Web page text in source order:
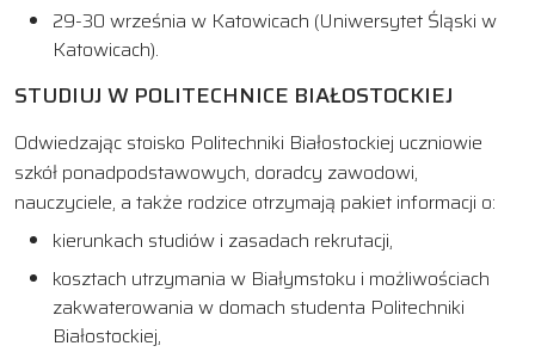
29-30 września w Katowicach (Uniwersytet Śląski w
Katowicach).
STUDIUJ W POLITECHNICE BIAŁOSTOCKIEJ
Odwiedzając stoisko Politechniki Białostockiej uczniowie
szkół ponadpodstawowych, doradcy zawodowi,
nauczyciele, a także rodzice otrzymają pakiet informacji o:
kierunkach studiów i zasadach rekrutacji,
kosztach utrzymania w Białymstoku i możliwościach
zakwaterowania w domach studenta Politechniki
Białostockiej,